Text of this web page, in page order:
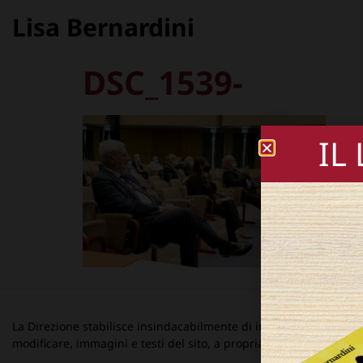
Lisa Bernardini
DSC_1539-
La Direzione stabilisce insindacabilmente di inserire,
modificare, immagini e testi del sito, a propria discrezione.
IL